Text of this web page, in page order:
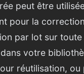
peut être
pour la
par lot sur toute
votre
réutilisation, ou